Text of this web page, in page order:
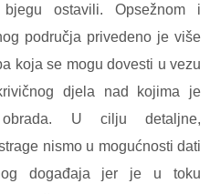
ostavili. Opsežnom i
područja privedeno je više
koja se mogu dovesti u vezu
djela nad kojima je
obrada. U cilju detaljne,
nismo u mogućnosti dati
događaja jer je u toku